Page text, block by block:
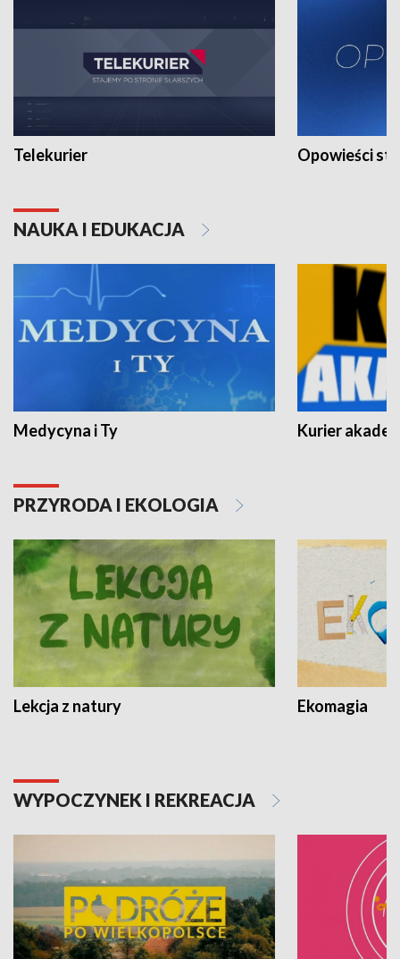
Telekurier Opowieści
NAUKA I EDUKACJA
Medycyna i Ty Kurier
PRZYRODA I EKOLOGIA
Lekcja z natury Ekomagia
WYPOCZYNEK I REKREACJA